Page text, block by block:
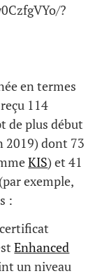
?
en termes
114
de plus début
2019) dont 73
KIS) et 41
exemple,
:
Enhanced
un niveau